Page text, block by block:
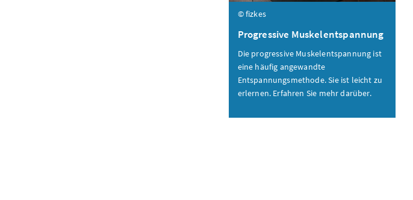
© fizkes
Progressive Muskelentspannung
Die progressive Muskelentspannung ist
eine häufig angewandte
Entspannungsmethode. Sie ist leicht zu
erlernen. Erfahren Sie mehr darüber.